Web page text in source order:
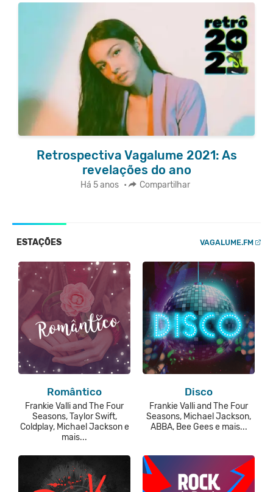
Retrospectiva Vagalume 2021: As
revelações do ano
Há 5 anos • Compartilhar
ESTAÇÕES VAGALUME.FM
Romântico
Frankie Valli and The Four
Seasons, Taylor Swift,
Coldplay, Michael Jackson e
mais...
Disco
Frankie Valli and The Four
Seasons, Michael Jackson,
ABBA, Bee Gees e mais...